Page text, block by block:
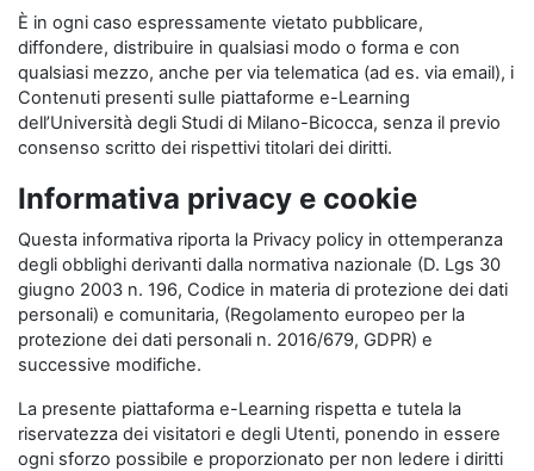
È in ogni caso espressamente vietato pubblicare,
diffondere, distribuire in qualsiasi modo o forma e con
qualsiasi mezzo, anche per via telematica (ad es. via email), i
Contenuti presenti sulle piattaforme e-Learning
dell’Università degli Studi di Milano-Bicocca, senza il previo
consenso scritto dei rispettivi titolari dei diritti.
Informativa privacy e cookie
Questa informativa riporta la Privacy policy in ottemperanza
degli obblighi derivanti dalla normativa nazionale (D. Lgs 30
giugno 2003 n. 196, Codice in materia di protezione dei dati
personali) e comunitaria, (Regolamento europeo per la
protezione dei dati personali n. 2016/679, GDPR) e
successive modifiche.
La presente piattaforma e-Learning rispetta e tutela la
riservatezza dei visitatori e degli Utenti, ponendo in essere
ogni sforzo possibile e proporzionato per non ledere i diritti